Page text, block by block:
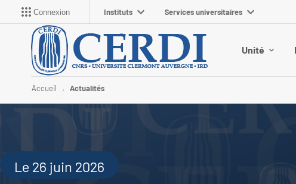
Connexion Instituts Services universitaires
Unité
Accueil Actualités
Le 26 juin 2026